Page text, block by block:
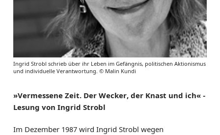
Ingrid Strobl schrieb über ihr Leben im Gefängnis, politischen Aktionismus
und individuelle Verantwortung. © Malin Kundi
»Vermessene Zeit. Der Wecker, der Knast und ich« -
Lesung von Ingrid Strobl
Im Dezember 1987 wird Ingrid Strobl wegen